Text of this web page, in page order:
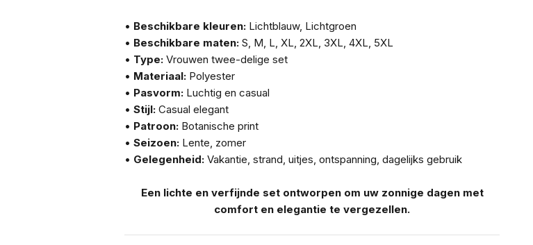
• Beschikbare kleuren: Lichtblauw, Lichtgroen
• Beschikbare maten: S, M, L, XL, 2XL, 3XL, 4XL, 5XL
• Type: Vrouwen twee-delige set
• Materiaal: Polyester
• Pasvorm: Luchtig en casual
• Stijl: Casual elegant
• Patroon: Botanische print
• Seizoen: Lente, zomer
• Gelegenheid: Vakantie, strand, uitjes, ontspanning, dagelijks gebruik
Een lichte en verfijnde set ontworpen om uw zonnige dagen met
comfort en elegantie te vergezellen.